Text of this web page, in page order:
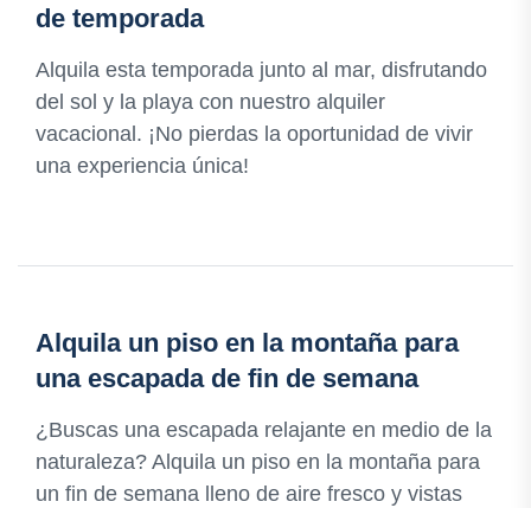
de temporada
Alquila esta temporada junto al mar, disfrutando
del sol y la playa con nuestro alquiler
vacacional. ¡No pierdas la oportunidad de vivir
una experiencia única!
Alquila un piso en la montaña para
una escapada de fin de semana
¿Buscas una escapada relajante en medio de la
naturaleza? Alquila un piso en la montaña para
un fin de semana lleno de aire fresco y vistas